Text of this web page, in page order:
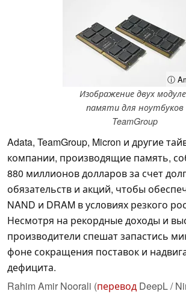
ⓘ
Изображение двух
памяти для ноутбуков
TeamGroup
Adata, TeamGroup, Micron и другие
компании, производящие память,
880 миллионов долларов за счет
обязательств и акций, чтобы
NAND и DRAM в условиях резкого
Несмотря на рекордные доходы и
производители спешат запастись
фоне сокращения поставок и
дефицита.
Rahim Amir Noorali (перевод DeepL /